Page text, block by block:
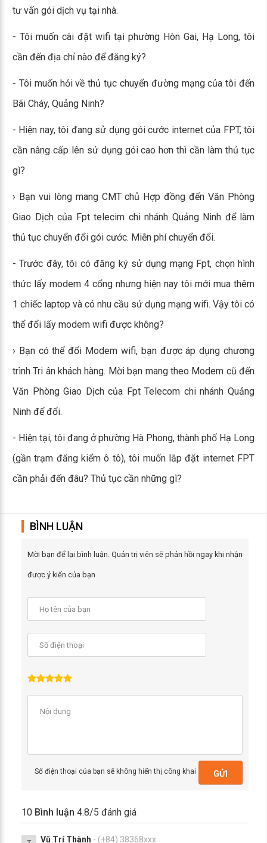
tư vấn gói dịch vụ tại nhà.
- Tôi muốn cài đặt wifi tại phường Hòn Gai, Hạ Long, tôi
cần đến địa chỉ nào để đăng ký?
- Tôi muốn hỏi về thủ tục chuyển đường mạng của tôi đến
Bãi Cháy, Quảng Ninh?
- Hiện nay, tôi đang sử dụng gói cước internet của FPT, tôi
cần nâng cấp lên sử dụng gói cao hơn thì cần làm thủ tục
gì?
› Bạn vui lòng mang CMT chủ Hợp đồng đến Văn Phòng
Giao Dịch của Fpt telecim chi nhánh Quảng Ninh để làm
thủ tục chuyển đổi gói cước. Miễn phí chuyển đổi.
- Trước đây, tôi có đăng ký sử dụng mạng Fpt, chọn hình
thức lấy modem 4 cổng nhưng hiện nay tôi mới mua thêm
1 chiếc laptop và có nhu cầu sử dụng mạng wifi. Vậy tôi có
thể đổi lấy modem wifi được không?
› Bạn có thể đổi Modem wifi, bạn được áp dụng chương
trình Tri ân khách hàng. Mời bạn mang theo Modem cũ đến
Văn Phòng Giao Dịch của Fpt Telecom chi nhánh Quảng
Ninh để đổi.
- Hiện tại, tôi đang ở phường Hà Phong, thành phố Hạ Long
(gần trạm đăng kiểm ô tô), tôi muốn lắp đặt internet FPT
cần phải đến đâu? Thủ tục cần những gì?
BÌNH LUẬN
Mời bạn để lại bình luận. Quản trị viên sẽ phản hồi ngay khi nhận
được ý kiến của bạn
Số điện thoại của bạn sẽ không hiển thị công khai GỬI
10 Bình luận 4.8/5 đánh giá
Vũ Trí Thành - (+84) 38368xxx